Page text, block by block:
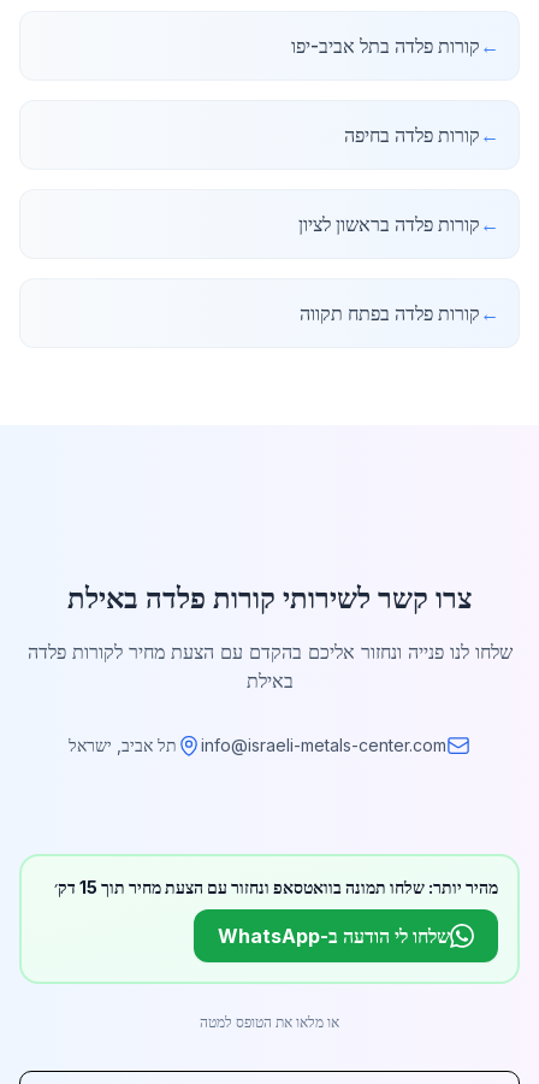
← קורות פלדה בתל אביב-יפו
← קורות פלדה בחיפה
← קורות פלדה בראשון לציון
← קורות פלדה בפתח תקווה
צרו קשר לשירותי קורות פלדה באילת
שלחו לנו פנייה ונחזור אליכם בהקדם עם הצעת מחיר לקורות פלדה
באילת
info@israeli-metals-center.com תל אביב, ישראל
מהיר יותר: שלחו תמונה בוואטסאפ ונחזור עם הצעת מחיר תוך 15 דק׳
שלחו לי הודעה ב-WhatsApp
או מלאו את הטופס למטה